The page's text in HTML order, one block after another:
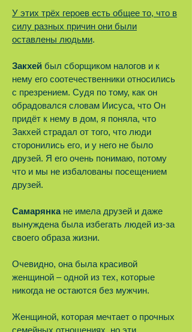
У этих трёх героев есть общее то, что в
силу разных причин они были
оставлены людьми.
Закхей был сборщиком налогов и к
нему его соотечественники относились
с презрением. Судя по тому, как он
обрадовался словам Иисуса, что Он
придёт к нему в дом, я поняла, что
Закхей страдал от того, что люди
сторонились его, и у него не было
друзей. Я его очень понимаю, потому
что и мы не избалованы посещением
друзей.
Самарянкане имела друзей и даже
вынуждена была избегать людей из-за
своего образа жизни.
Очевидно, она была красивой
женщиной – одной из тех, которые
никогда не остаются без мужчин.
Женщиной, которая мечтает о прочных
семейных отношениях, но эти